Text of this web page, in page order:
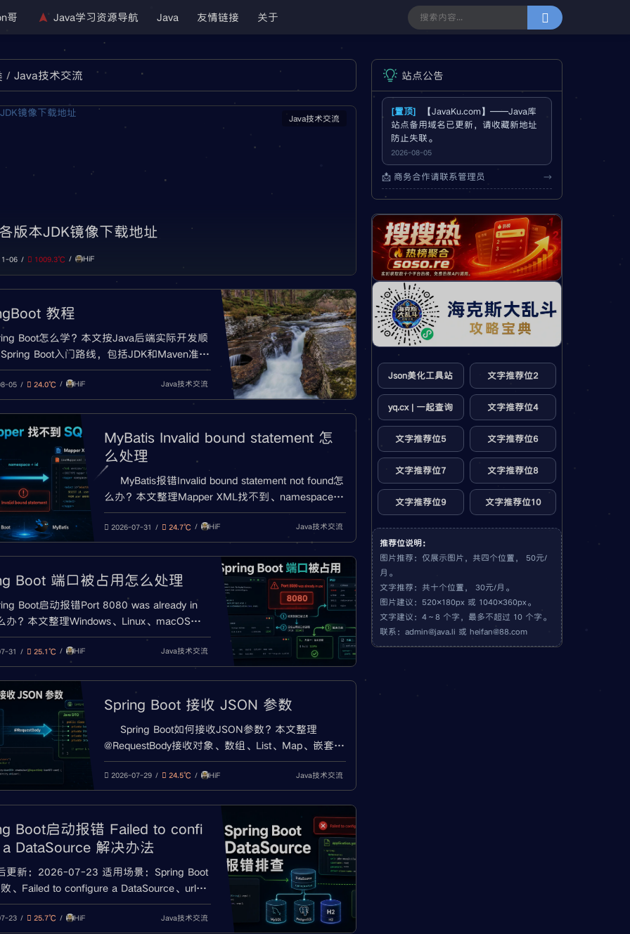
哥 Java学习资源导航 Java 友情链接 关于
Java技术交流
版本JDK镜像下载地址
06 1009.3℃ HiF
Java技术交流
教程
Boot怎么学？本文按Java后端实际开发顺
Boot入门路线，包括JDK和Maven准
项目、Controller接口、JSON参数接收、
配置、连接MySQL、整合MyBatis、
结果、全局异常处理、打包部署和常见报
05 24.0℃ HiF Java技术交流
MyBatis Invalid bound statement 怎
么处理
MyBatis报错Invalid bound statement not found怎
么办？本文整理Mapper XML找不到、namespace写
错、id和接口方法名不一致、mapper-locations配置
错误、XML未打包、@MapperScan扫描失败、多模
块项目和MyBatis-Plus自定义方法等排查方法。
2026-07-31 24.7℃ HiF Java技术交流
Boot 端口被占用怎么处理
Boot启动报错Port 8080 was already in
办？本文整理Windows、Linux、macOS查
端口占用的方法，包含netstat、lsof、kill、
server.port修改、启动参数、环境变量、
口映射和IDEA重复启动排查。
31 25.1℃ HiF Java技术交流
Spring Boot 接收 JSON 参数
Spring Boot如何接收JSON参数？本文整理
@RequestBody接收对象、数组、List、Map、嵌套对
象、LocalDateTime、@JsonProperty、@Valid参数校
验，以及Required request body is missing、415
Unsupported Media Type、JSON parse error等常见
问题。
2026-07-29 24.5℃ HiF Java技术交流
Boot启动报错 Failed to confi
DataSource 解决办法
更新：2026-07-23 适用场景：Spring Boot
、Failed to configure a DataSource、url
is not specified、Failed to determine a
driver class、数据库配
23 25.7℃ HiF Java技术交流
站点公告
[置顶]
【JavaKu.com】——Java库
站点备用域名已更新，请收藏新地址
防止失联。
2026-08-05
📩 商务合作请联系管理员 →
Json美化工具站 文字推荐位2
yq.cx | 一起查询 文字推荐位4
文字推荐位5 文字推荐位6
文字推荐位7 文字推荐位8
文字推荐位9 文字推荐位10
推荐位说明：
图片推荐：仅展示图片，共四个位置， 50元/
月。
文字推荐：共十个位置， 30元/月。
图片建议：520×180px 或 1040×360px。
文字建议：4～8 个字，最多不超过 10 个字。
联系： admin@java.li 或 heifan@88.com